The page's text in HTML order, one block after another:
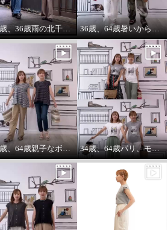
64歳、36歳雨の北千住迷路散歩 36歳、64歳暑いから ノースリーブ必須‼️暑いから腕は出す‼️
34歳、64歳親子なボーダーコーデstyle^_^ 34歳、64歳パリ、モンマルトルの階段プリントカットソーを着る。